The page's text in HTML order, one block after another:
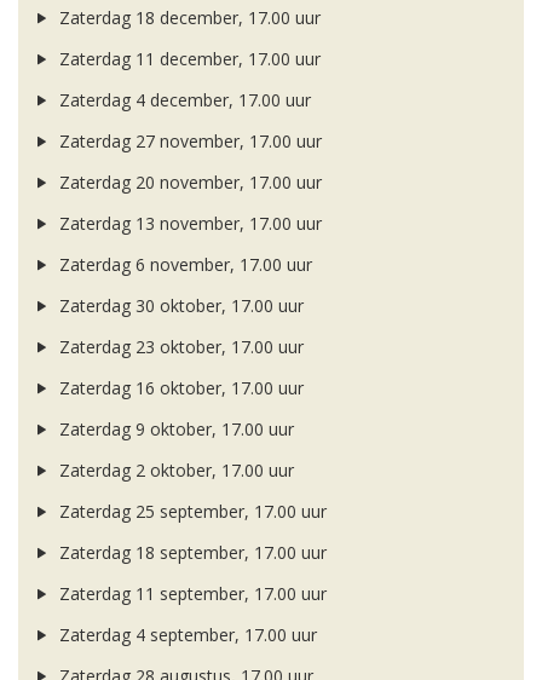
Zaterdag 18 december, 17.00 uur
Zaterdag 11 december, 17.00 uur
Zaterdag 4 december, 17.00 uur
Zaterdag 27 november, 17.00 uur
Zaterdag 20 november, 17.00 uur
Zaterdag 13 november, 17.00 uur
Zaterdag 6 november, 17.00 uur
Zaterdag 30 oktober, 17.00 uur
Zaterdag 23 oktober, 17.00 uur
Zaterdag 16 oktober, 17.00 uur
Zaterdag 9 oktober, 17.00 uur
Zaterdag 2 oktober, 17.00 uur
Zaterdag 25 september, 17.00 uur
Zaterdag 18 september, 17.00 uur
Zaterdag 11 september, 17.00 uur
Zaterdag 4 september, 17.00 uur